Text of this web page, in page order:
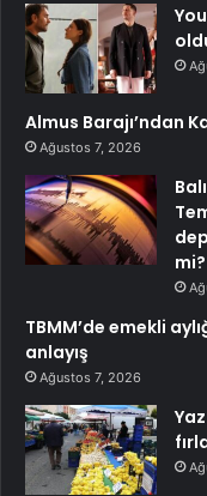
Almus Barajı’ndan
Ağustos 7, 2026
mi?
TBMM’de emekli
anlayış
Ağustos 7, 2026